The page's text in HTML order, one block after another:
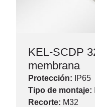
KEL-SCDP
membrana
Protección:
IP65
Tipo de montaje:
Recorte: M32